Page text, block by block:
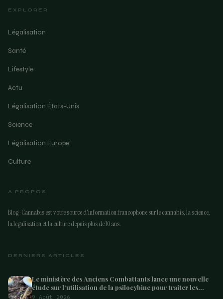
EXPLORER
Légalisation
Santé
Lifestyle
Actu
Légalisation États-Unis
Science
Légalisation Europe
Culture
A PROPOS
Blog-Cannabis est votre source d'information francophone sur le cannabis, la science,
la legalisation et la culture depuis plus de 10 ans.
DERNIERS ARTICLES
Le ministère des Anciens Combattants lance une nouvelle
étude sur l’utilisation de la psilocybine pour traiter les
anciens combattants souffrant de dépression et de
9 Août 2026